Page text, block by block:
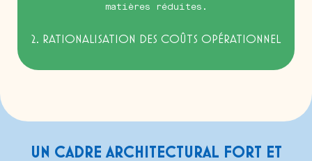
matières réduites.
2. RATIONALISATION DES COÛTS OPÉRATIONNEL
UN CADRE ARCHITECTURAL FORT ET